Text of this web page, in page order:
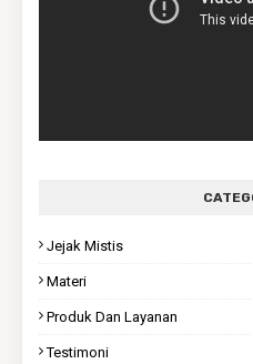
Jejak Mistis
Materi
Produk Dan Layanan
Testimoni